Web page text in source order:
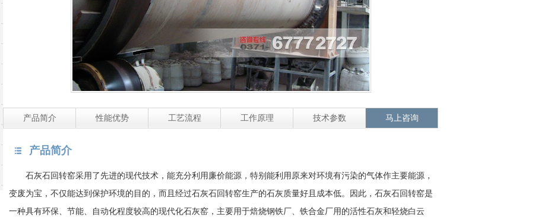
产品简介 性能优势 工艺流程 工作原理 技术参数 马上咨询
产品简介
石灰石回转窑采用了先进的现代技术，能充分利用廉价能源，特别能利用原来对环境有污染的气体作主要能源，
变废为宝，不仅能达到保护环境的目的，而且经过石灰石回转窑生产的石灰质量好且成本低。因此，石灰石回转窑是
一种具有环保、节能、自动化程度较高的现代化石灰窑，主要用于焙烧钢铁厂、铁合金厂用的活性石灰和轻烧白云